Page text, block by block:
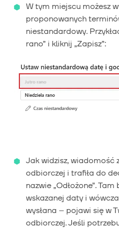
W tym miejscu możesz
proponowanych
niestandardowy.
rano” i kliknij „Zapisz”:
Jak widzisz, wiadomość
odbiorczej i trafiła do
nazwie „Odłożone”.
wskazanej daty i
wysłana – pojawi się w
odbiorczej. Jeśli